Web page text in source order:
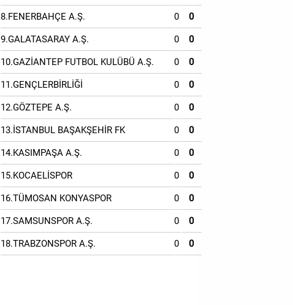
8.FENERBAHÇE A.Ş. 0 0
9.GALATASARAY A.Ş. 0 0
10.GAZİANTEP FUTBOL KULÜBÜ A.Ş. 0 0
11.GENÇLERBİRLİĞİ 0 0
12.GÖZTEPE A.Ş. 0 0
13.İSTANBUL BAŞAKŞEHİR FK 0 0
14.KASIMPAŞA A.Ş. 0 0
15.KOCAELİSPOR 0 0
16.TÜMOSAN KONYASPOR 0 0
17.SAMSUNSPOR A.Ş. 0 0
18.TRABZONSPOR A.Ş. 0 0